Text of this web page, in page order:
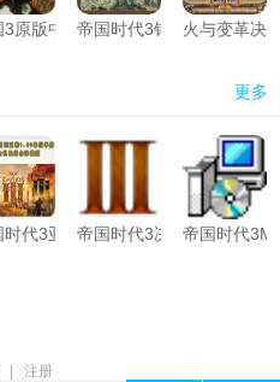
"+xs+"/*");
版]
三纪元MOD（Q群已更新至1.063c
3原版中国建筑美化补丁（测试版）
帝国时代3钓鱼城mod
火与变革决
更多
V3.5 | 帝国时代3修改教程
时代3亚洲王朝1.03版单位手册终极
帝国时代3决定版资源管
帝国时代
注册